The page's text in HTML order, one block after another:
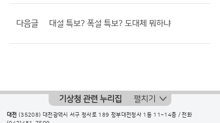
다음글 대설 특보? 폭설 특보? 도대체 뭐하냐
기상청 관련 누리집 펼치기
대전 (35208) 대전광역시 서구 청사로 189 정부대전청사 1동 11~14층 / 전화